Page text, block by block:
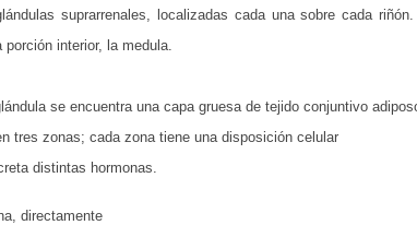
suprarrena­les, localizadas cada una sobre cada
porción interior, la medula.
se encuen­tra una capa gruesa de tejido con­juntivo
tres zonas; cada zona tiene una disposición celular
distintas hormonas.
directamente